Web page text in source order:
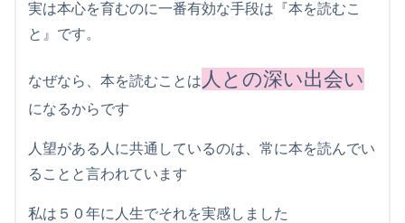
実は本心を育むのに一番有効な手段は『本を読むこ
と』です。
なぜなら、本を読むことは 人との深い出会い
になるからです
人望がある人に共通しているのは、常に本を読んでい
ることと言われています
私は５０年に人生でそれを実感しました